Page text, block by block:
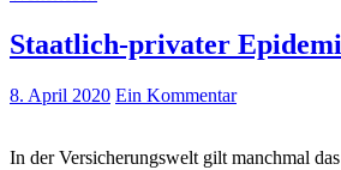
Staatlich-privater
8. April 2020 Ein Kommentar
In der Versicherungswelt gilt manchmal